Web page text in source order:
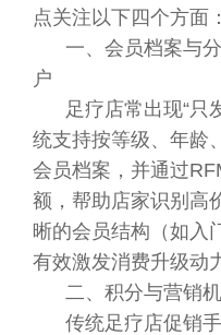
点关注以下四个方面：
一、会员档案与分
户
足疗店常出现“只
统支持按等级、年龄
会员档案，并通过
额，帮助店家识别高
晰的会员结构（如入
有效激发消费升级动
二、积分与营销机
传统足疗店促销手